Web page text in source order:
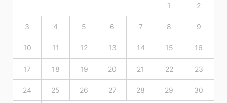
1 2
3 4 5 6 7 8 9
10 11 12 13 14 15 16
17 18 19 20 21 22 23
24 25 26 27 28 29 30